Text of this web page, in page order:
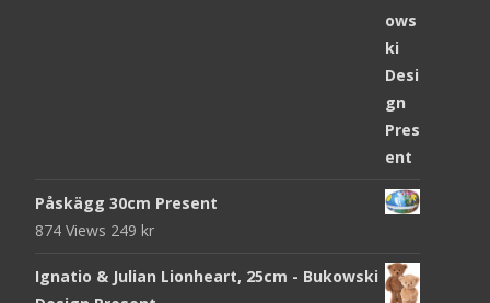
Påskägg 30cm Present
874 Views 249 kr
Ignatio & Julian Lionheart, 25cm - Bukowski